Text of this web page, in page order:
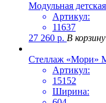
Модульная
Артикул:
11637
27 260 р. В корзину
Стеллаж «Мори»
Артикул:
15152
Ширина: